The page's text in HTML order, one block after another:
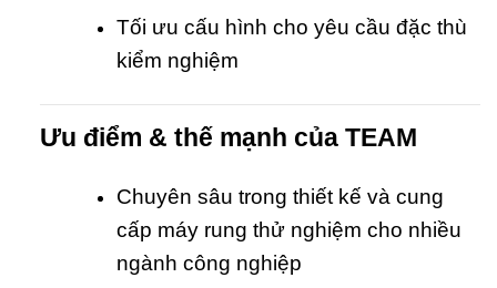
Tối ưu cấu hình cho yêu cầu đặc thù
kiểm nghiệm
Ưu điểm & thế mạnh của TEAM
Chuyên sâu trong thiết kế và cung
cấp máy rung thử nghiệm cho nhiều
ngành công nghiệp